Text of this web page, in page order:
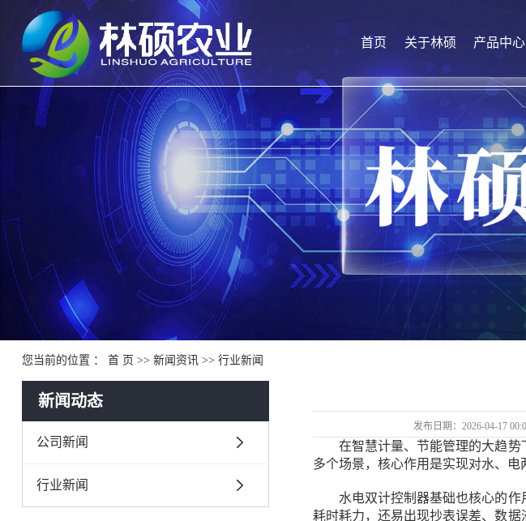
首页 关于林硕 产品中心
您当前的位置 ： 首 页 >> 新闻资讯>> 行业新闻
新闻动态
公司新闻
行业新闻
发布日期：2026-04-17
在智慧计量、节能管理的大趋势
多个场景，核心作用是实现对水、电
水电双计控制器基础也核心的作
耗时耗力，还易出现抄表误差、数